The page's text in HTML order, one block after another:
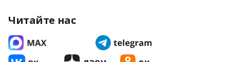
Читайте нас